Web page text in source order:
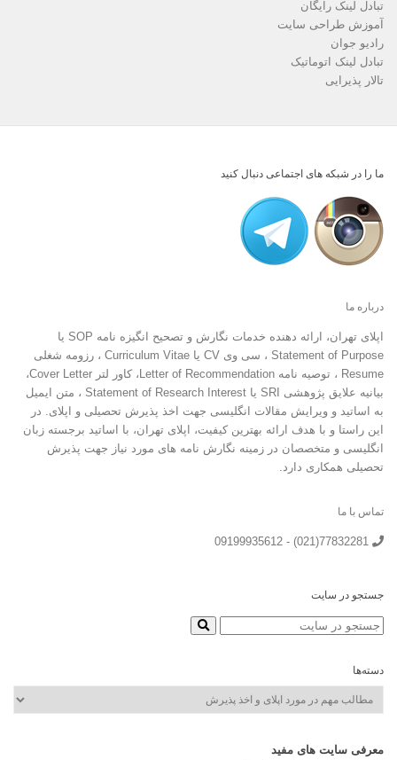
تبادل لینک رایگان
آموزش طراحی سایت
رادیو جوان
تبادل لینک اتوماتیک
تالار پذیرایی
ما را در شبکه های اجتماعی دنبال کنید
درباره ما
اپلای تهران، ارائه دهنده خدمات نگارش و تصحیح انگیزه نامه SOP یا
Statement of Purpose ، سی وی CV یا Curriculum Vitae ، رزومه شغلی
Resume ، توصیه نامه Letter of Recommendation، کاور لتر Cover Letter،
بیانیه علایق پژوهشی SRI یا Statement of Research Interest ، متن ایمیل
به اساتید و ویرایش مقالات انگلیسی جهت اخذ پذیرش تحصیلی و اپلای. در
این راستا و با هدف ارائه بهترین کیفیت، اپلای تهران، با اساتید برجسته زبان
انگلیسی و متخصصان در زمینه نگارش نامه های مورد نیاز جهت پذیرش
تحصیلی همکاری دارد.
تماس با ما
جستجو در سایت
دسته‌ها
دسته‌ها
معرفی سایت های مفید